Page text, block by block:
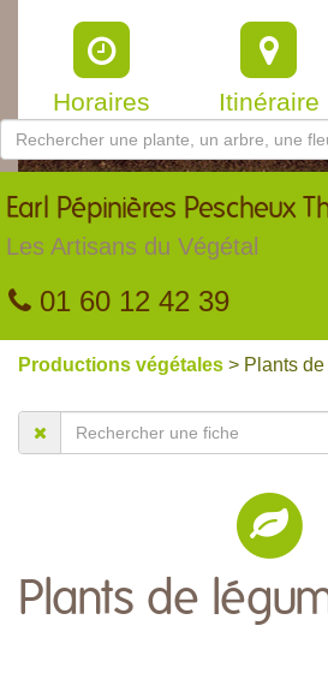
Horaires Itinéraire
Earl Pépinières Pescheux
Les Artisans du Végétal
01 60 12 42 39
Productions végétales > Plants
Plants de